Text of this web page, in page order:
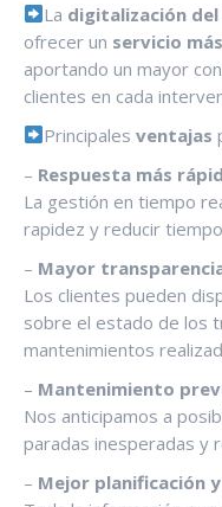
La digitalización
ofrecer un servicio
aportando un mayor
clientes en cada
Principalesventajas
– Respuesta más
La gestión en tiempo
rapidez y reducir
– Mayor
Los clientes pueden
sobre el estado de los
mantenimientos
– Mantenimiento
Nos anticipamos a
paradas inesperadas y
– Mejor planificación